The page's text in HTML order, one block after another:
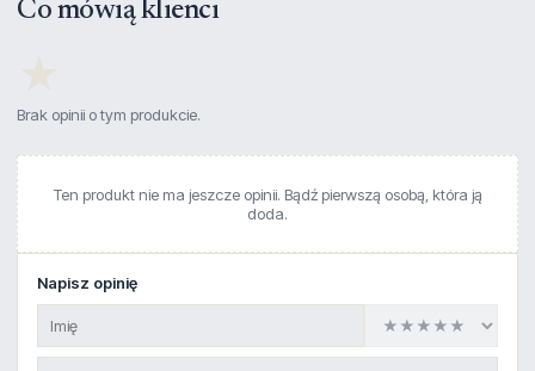
Co mówią klienci
Brak opinii o tym produkcie.
Ten produkt nie ma jeszcze opinii. Bądź pierwszą osobą, która ją
doda.
Napisz opinię